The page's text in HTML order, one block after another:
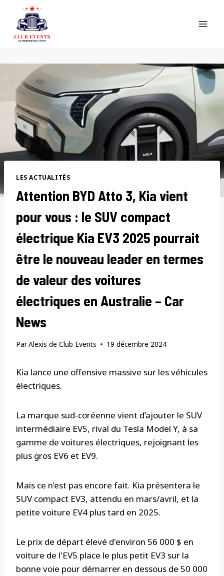
content
LES ACTUALITÉS
Attention BYD Atto 3, Kia vient
pour vous : le SUV compact
électrique Kia EV3 2025 pourrait
être le nouveau leader en termes
de valeur des voitures
électriques en Australie – Car
News
ParAlexis de Club Events 19 décembre 2024
Kia lance une offensive massive sur les véhicules
électriques.
La marque sud-coréenne vient d’ajouter le SUV
intermédiaire EV5, rival du Tesla Model Y, à sa
gamme de voitures électriques, rejoignant les
plus gros EV6 et EV9.
Mais ce n’est pas encore fait. Kia présentera le
SUV compact EV3, attendu en mars/avril, et la
petite voiture EV4 plus tard en 2025.
Le prix de départ élevé d'environ 56 000 $ en
voiture de l'EV5 place le plus petit EV3 sur la
bonne voie pour démarrer en dessous de 50 000